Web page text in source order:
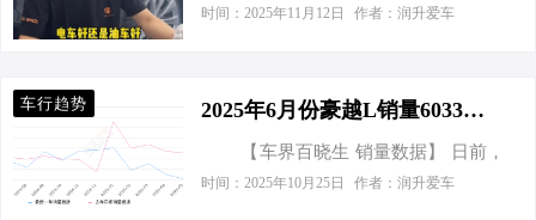
观止。”他回忆起Taycan在推出时很成
心的服务，只等你的参与。 无论您是
一款适合平时出行的车子，或者出行
需求，选择到最合适的车辆，把您的
爱车带回家。本次嘉年华主推埃安汽
辆车，选择电动车还是燃油车的问
去，购车市场几乎被燃油车垄断，但
如今电动汽车逐渐崭露头角，令人眼
花缭乱。电动汽车的最大优势在于经
济性，电费远低于油费，而且充电设
时间：2025年11月12日 作者：润升爱车
车行趋势 2025年6月份豪越L销量6033台, 同比增长200.3%
【车界百晓生 销量数据】 日前，
车界百晓生从中国乘用车联席会获得
时间：2025年10月25日 作者：润升爱车